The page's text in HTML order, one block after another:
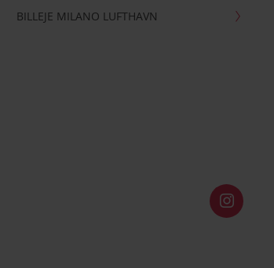
BILLEJE MILANO LUFTHAVN